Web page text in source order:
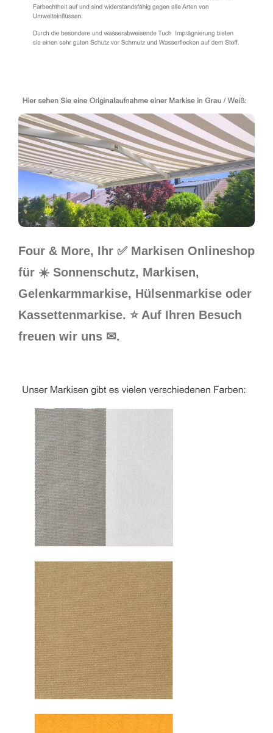
Four & More, Ihr ✅ Markisen Onlineshop
für ☀️ Sonnenschutz, Markisen,
Gelenkarmmarkise, Hülsenmarkise oder
Kassettenmarkise. ⭐ Auf Ihren Besuch
freuen wir uns ✉.